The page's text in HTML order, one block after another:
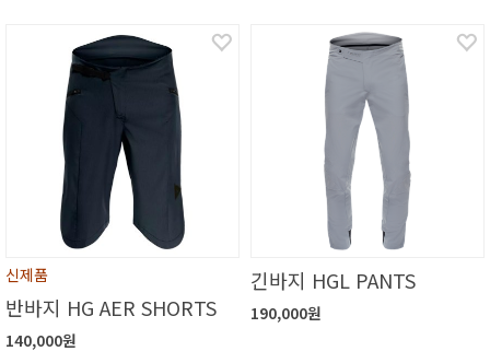
신제품
반바지 HG AER SHORTS
140,000원
긴바지 HGL PANTS
190,000원